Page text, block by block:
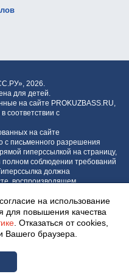
2026.
для детей.
на сайте PROKUZBASS.RU,
соответствии с
на сайте
с письменного разрешения
гиперссылкой на страницу,
полном соблюдении требований
должна
воспроизводящем
на использование
для повышения качества
. Отказаться от cookies,
Вашего браузера.